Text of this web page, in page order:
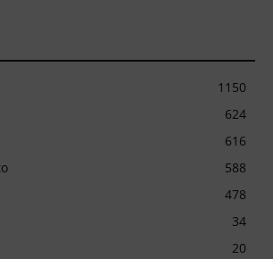
1150
624
616
588
478
34
20